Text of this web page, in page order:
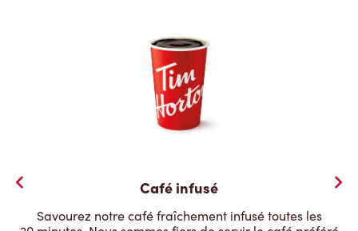
Café infusé
Savourez notre café fraîchement infusé toutes les